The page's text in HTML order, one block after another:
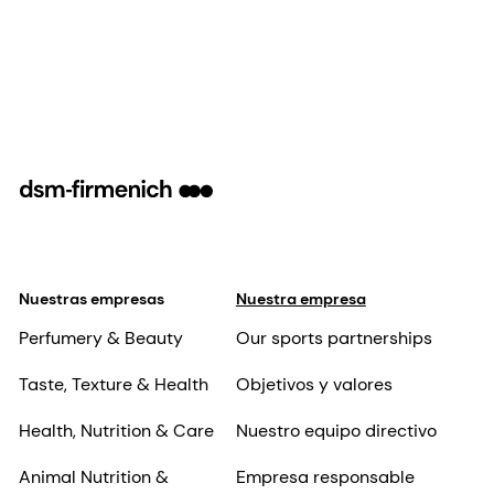
Nuestras empresas
Perfumery & Beauty
Taste, Texture & Health
Health, Nutrition & Care
Animal Nutrition &
Nuestra empresa
Our sports partnerships
Objetivos y valores
Nuestro equipo directivo
Empresa responsable